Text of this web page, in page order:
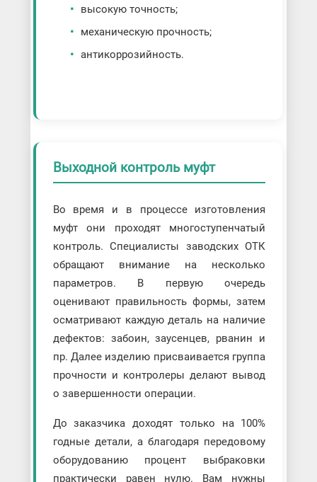
высокую точность;
механическую прочность;
антикоррозийность.
Выходной контроль муфт
Во время и в процессе изготовления
муфт они проходят многоступенчатый
контроль. Специалисты заводских ОТК
обращают внимание на несколько
параметров. В первую очередь
оценивают правильность формы, затем
осматривают каждую деталь на наличие
дефектов: забоин, заусенцев, рванин и
пр. Далее изделию присваивается группа
прочности и контролеры делают вывод
о завершенности операции.
До заказчика доходят только на 100%
годные детали, а благодаря передовому
оборудованию процент выбраковки
практически равен нулю. Вам нужны